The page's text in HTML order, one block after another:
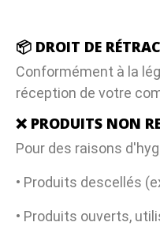
📦 DROIT DE
Conformément à la
réception de votre
❌ PRODUITS NON
Pour des raisons
• Produits descellés
• Produits ouverts,